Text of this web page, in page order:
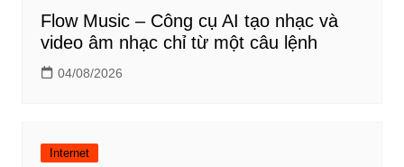
Flow Music – Công cụ AI tạo nhạc và
video âm nhạc chỉ từ một câu lệnh
04/08/2026
Internet